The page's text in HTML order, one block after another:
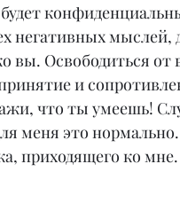
негативных мыслей,
вы. Освободиться от
и
что ты умеешь!
меня это
приходящего ко мне.